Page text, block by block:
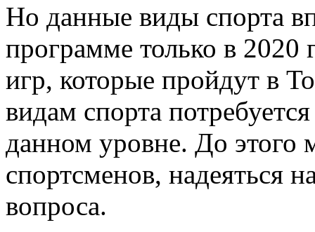
Но данные виды спорта
программе только в
игр, которые пройдут в
видам спорта
данном уровне. До этого
спортсменов, надеяться
вопроса.